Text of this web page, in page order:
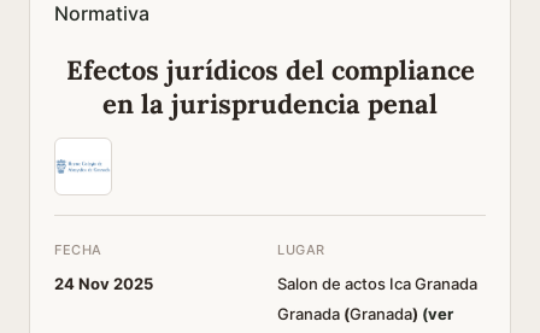
Normativa
Efectos jurídicos del compliance
en la jurisprudencia penal
FECHA
24 Nov 2025
LUGAR
Salon de actos Ica Granada
Granada (Granada) (ver